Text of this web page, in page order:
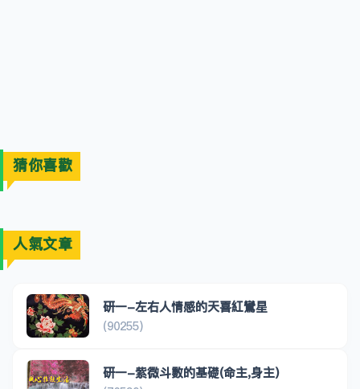
猜你喜歡
人氣文章
研一-左右人情感的天喜紅鸞星
(90255)
研一-紫微斗數的基礎(命主,身主)